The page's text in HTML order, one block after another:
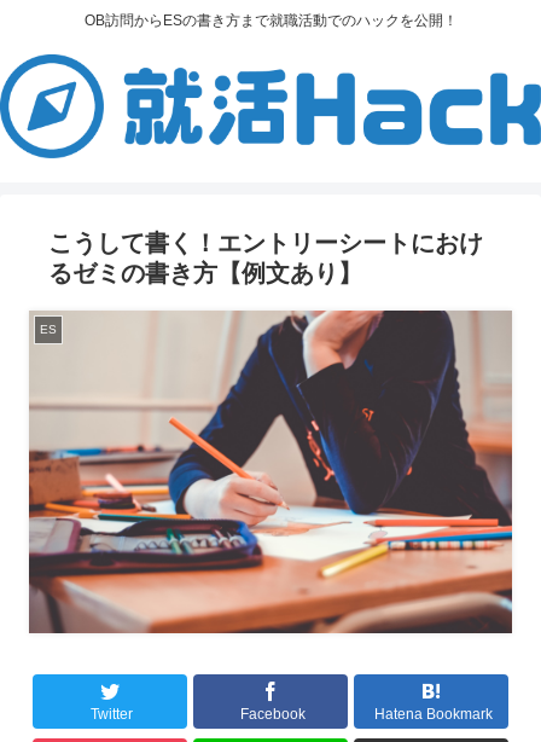
OB訪問からESの書き方まで就職活動でのハックを公開！
こうして書く！エントリーシートにおけ
るゼミの書き方【例文あり】
ES
Twitter Facebook Hatena Bookmark